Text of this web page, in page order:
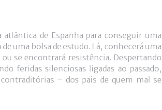
de Espanha para conseguir uma
uma bolsa de estudo. Lá, conhecerá uma
se encontrará resistência. Despertando
feridas silenciosas ligadas ao passado,
– dos pais de quem mal se